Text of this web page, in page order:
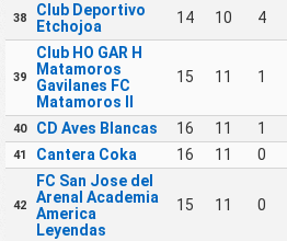
38
Club Deportivo
Etchojoa
14 10 4
39
Club HO GAR H
Matamoros
Gavilanes FC
Matamoros II
15 11 1
40 CD Aves Blancas 16 11 1
41 Cantera Coka 16 11 0
42
FC San Jose del
Arenal Academia
America
Leyendas
15 11 0